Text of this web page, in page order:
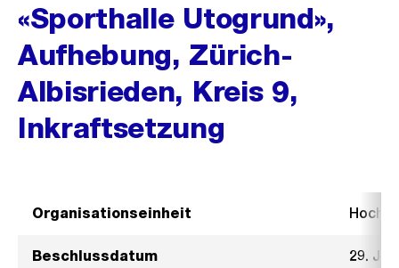
«Sporthalle Utogrund»,
Aufhebung, Zürich-
Albisrieden, Kreis 9,
Inkraftsetzung
Organisationseinheit
Beschlussdatum 29.